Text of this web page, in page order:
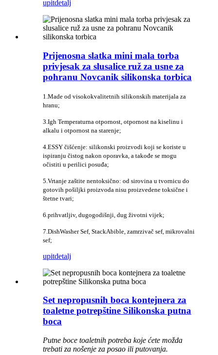
upitdetalj
Prijenosna slatka mini mala torba
privjesak za slusalice ruž za usne za
pohranu Novcanik silikonska torbica
1.Made od visokokvalitetnih silikonskih materijala za
hranu;
3.Igh Temperaturna otpornost, otpornost na kiselinu i
alkalu i otpornost na starenje;
4.ESSY čišćenje: silikonski proizvodi koji se koriste u
ispiranju čistog nakon oporavka, a takođe se mogu
očistiti u perilici posuđa;
5.Vrtanje zaštite nentoksično: od sirovina u tvornicu do
gotovih pošiljki proizvoda nisu proizvedene toksične i
štetne tvari;
6.prihvatljiv, dugogodišnji, dug životni vijek;
7.DishWasher Sef, StackAbible, zamrzivač sef, mikrovalni
sef;
upitdetalj
Set nepropusnih boca kontejnera za
toaletne potrepštine Silikonska putna
boca
Putne boce toaletnih potreba koje ćete možda
trebati za nošenje za posao ili putovanja.